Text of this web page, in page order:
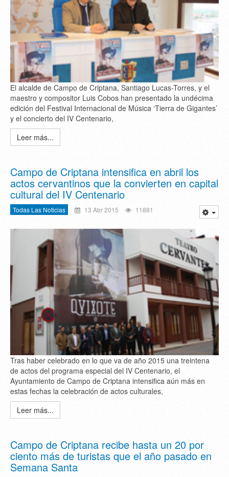
El alcalde de Campo de Criptana, Santiago Lucas-Torres, y el
maestro y compositor Luis Cobos han presentado la undécima
edición del Festival Internacional de Música ‘Tierra de Gigantes’
y el concierto del IV Centenario,
Leer más...
Campo de Criptana intensifica en abril los
actos cervantinos que la convierten en capital
cultural del IV Centenario
Todas Las Noticias 13 Abr 2015 11881
Tras haber celebrado en lo que va de año 2015 una treintena
de actos del programa especial del IV Centenario, el
Ayuntamiento de Campo de Criptana intensifica aún más en
estas fechas la celebración de actos culturales,
Leer más...
Campo de Criptana recibe hasta un 20 por
ciento más de turistas que el año pasado en
Semana Santa